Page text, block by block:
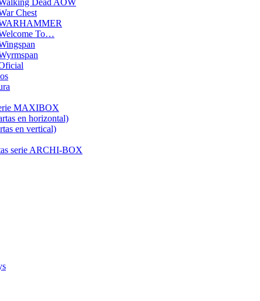
Dead AOW
Chest
To…
MAXIBOX
en horizontal)
en vertical)
serie ARCHI-BOX